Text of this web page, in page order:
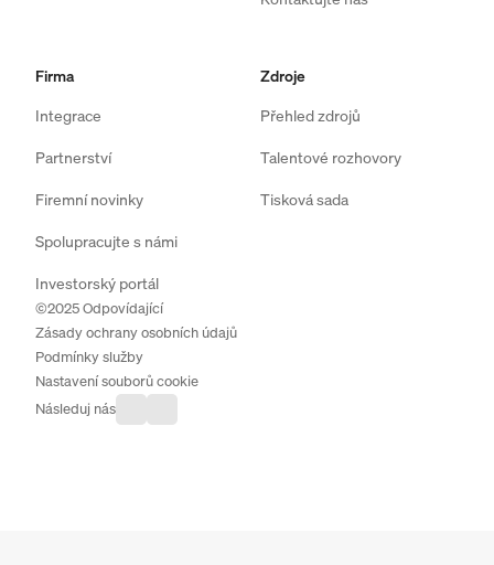
Firma
Integrace
Partnerství
Firemní novinky
Spolupracujte s námi
Investorský portál
Zdroje
Přehled zdrojů
Talentové rozhovory
Tisková sada
©2025 Odpovídající
Zásady ochrany osobních údajů
Podmínky služby
Nastavení souborů cookie
Následuj nás